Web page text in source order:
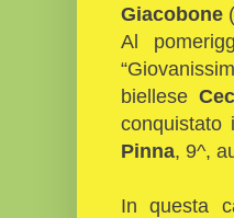
Giacobone
Al
biellese
Pinna, 9^,
In questa